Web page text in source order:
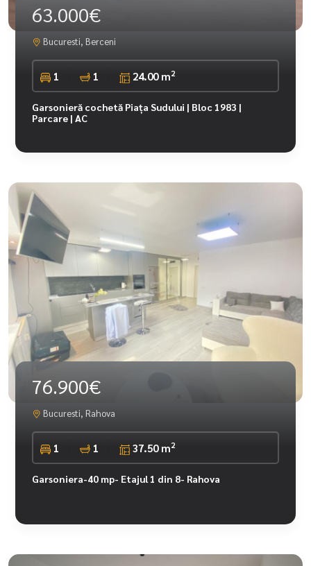
63.000€
Bucuresti, Berceni
1 1 24.00 m2
Garsonieră cochetă Piața Sudului | Bloc 1983 |
Parcare | AC
76.900€
Bucuresti, Rahova
1 1 37.50 m2
Garsoniera-40 mp- Etajul 1 din 8- Rahova